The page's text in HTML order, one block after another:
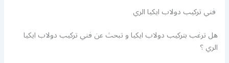
فني تركيب دولاب ايكيا الري
هل ترغب بتركيب دولاب ايكيا و تبحث عن فني تركيب دولاب ايكيا
الري ؟